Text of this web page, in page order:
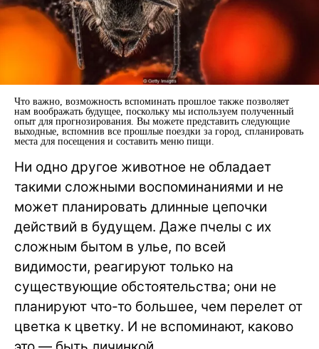
Что важно, возможность вспоминать прошлое также позволяет
нам воображать будущее, поскольку мы используем полученный
опыт для прогнозирования. Вы можете представить следующие
выходные, вспомнив все прошлые поездки за город, спланировать
места для посещения и составить меню пищи.
Ни одно другое животное не обладает
такими сложными воспоминаниями и не
может планировать длинные цепочки
действий в будущем. Даже пчелы с их
сложным бытом в улье, по всей
видимости, реагируют только на
существующие обстоятельства; они не
планируют что-то большее, чем перелет от
цветка к цветку. И не вспоминают, каково